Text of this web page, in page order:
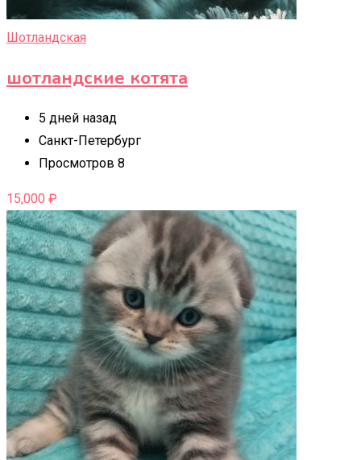
Шотландская
шотландские котята
5 дней назад
Санкт-Петербург
Просмотров 8
15,000 ₽